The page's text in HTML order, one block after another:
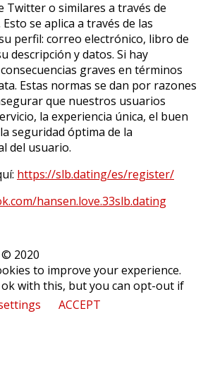
Twitter o similares a través de
se aplica a través de las
perfil: correo electrónico, libro de
descripción y datos. Si hay
graves en términos
Estas normas se dan por razones
que nuestros usuarios
la experiencia única, el buen
seguridad óptima de la
del usuario.
https://slb.dating/es/register/
hansen.love.33slb.dating
2020
to improve your experience.
with this, but you can opt-out if
ACCEPT